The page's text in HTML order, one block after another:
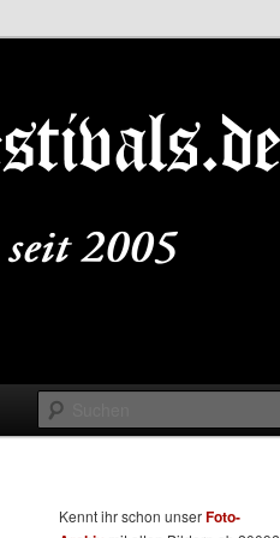
Kennt ihr schon unserFoto-